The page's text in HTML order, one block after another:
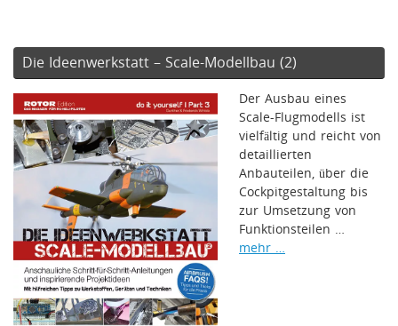
Die Ideenwerkstatt – Scale-Modellbau (2)
Der Ausbau eines
Scale-Flugmodells ist
vielfältig und reicht von
detaillierten
Anbauteilen, über die
Cockpitgestaltung bis
zur Umsetzung von
Funktionsteilen …
mehr …